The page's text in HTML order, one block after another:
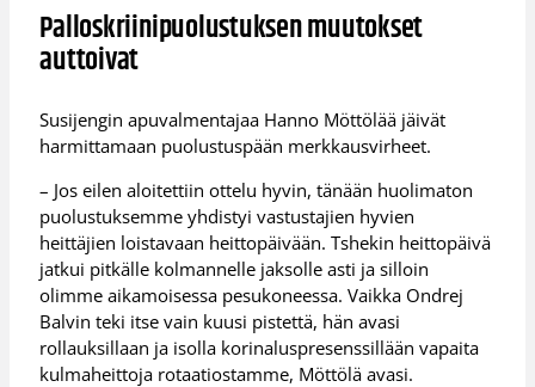
Palloskriinipuolustuksen muutokset
auttoivat
Susijengin apuvalmentajaa Hanno Möttölää jäivät
harmittamaan puolustuspään merkkausvirheet.
– Jos eilen aloitettiin ottelu hyvin, tänään huolimaton
puolustuksemme yhdistyi vastustajien hyvien
heittäjien loistavaan heittopäivään. Tshekin heittopäivä
jatkui pitkälle kolmannelle jaksolle asti ja silloin
olimme aikamoisessa pesukoneessa. Vaikka Ondrej
Balvin teki itse vain kuusi pistettä, hän avasi
rollauksillaan ja isolla korinaluspresenssillään vapaita
kulmaheittoja rotaatiostamme, Möttölä avasi.